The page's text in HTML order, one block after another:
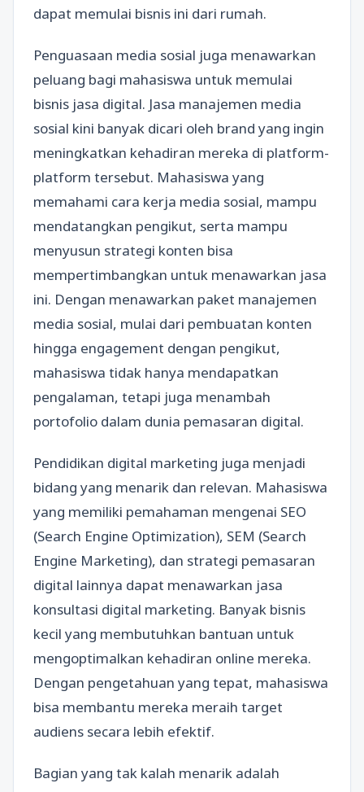
dapat memulai bisnis ini dari rumah.
Penguasaan media sosial juga menawarkan
peluang bagi mahasiswa untuk memulai
bisnis jasa digital. Jasa manajemen media
sosial kini banyak dicari oleh brand yang ingin
meningkatkan kehadiran mereka di platform-
platform tersebut. Mahasiswa yang
memahami cara kerja media sosial, mampu
mendatangkan pengikut, serta mampu
menyusun strategi konten bisa
mempertimbangkan untuk menawarkan jasa
ini. Dengan menawarkan paket manajemen
media sosial, mulai dari pembuatan konten
hingga engagement dengan pengikut,
mahasiswa tidak hanya mendapatkan
pengalaman, tetapi juga menambah
portofolio dalam dunia pemasaran digital.
Pendidikan digital marketing juga menjadi
bidang yang menarik dan relevan. Mahasiswa
yang memiliki pemahaman mengenai SEO
(Search Engine Optimization), SEM (Search
Engine Marketing), dan strategi pemasaran
digital lainnya dapat menawarkan jasa
konsultasi digital marketing. Banyak bisnis
kecil yang membutuhkan bantuan untuk
mengoptimalkan kehadiran online mereka.
Dengan pengetahuan yang tepat, mahasiswa
bisa membantu mereka meraih target
audiens secara lebih efektif.
Bagian yang tak kalah menarik adalah